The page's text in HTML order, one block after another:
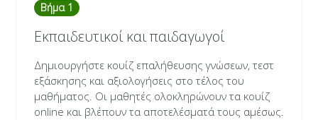
Βήμα 1
Εκπαιδευτικοί και παιδαγωγοί
Δημιουργήστε κουίζ επαλήθευσης γνώσεων, τεστ
εξάσκησης και αξιολογήσεις στο τέλος του
μαθήματος. Οι μαθητές ολοκληρώνουν τα κουίζ
online και βλέπουν τα αποτελέσματά τους αμέσως.